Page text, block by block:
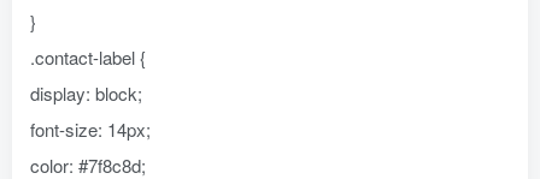
}
.contact-label {
display: block;
font-size: 14px;
color: #7f8c8d;